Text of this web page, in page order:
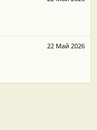
22 Май 2026